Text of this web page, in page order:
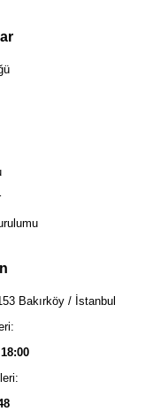
Bakırköy / İstanbul